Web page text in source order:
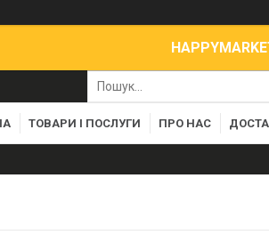
ТОВАРИ І ПОСЛУГИ ПРО НАС